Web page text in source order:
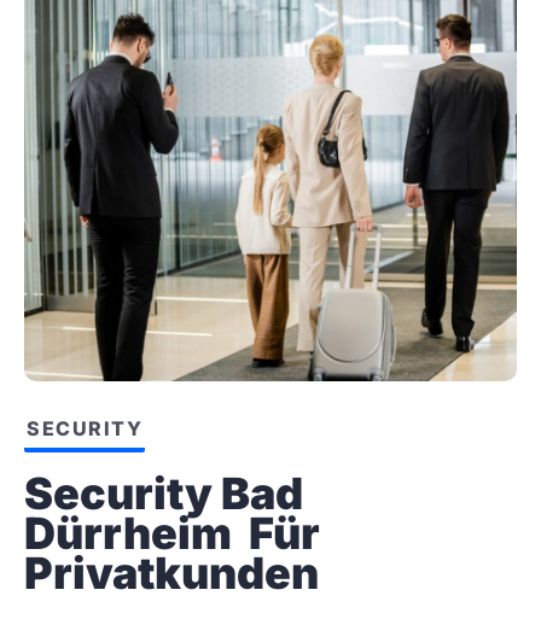
SECURITY
Security Bad
Dürrheim  Für
Privatkunden